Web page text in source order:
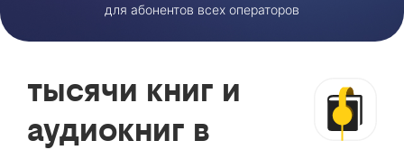
для абонентов всех операторов
тысячи книг и
аудиокниг в